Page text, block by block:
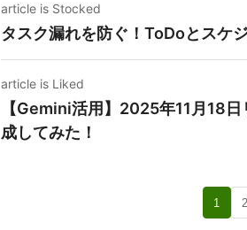
article is Stocked
タスク漏れを防ぐ！ToDoとスケ
article is Liked
【Gemini活用】2025年11月18
成してみた！
1 2